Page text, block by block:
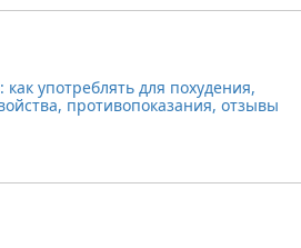
употреблять для похудения,
противопоказания, отзывы